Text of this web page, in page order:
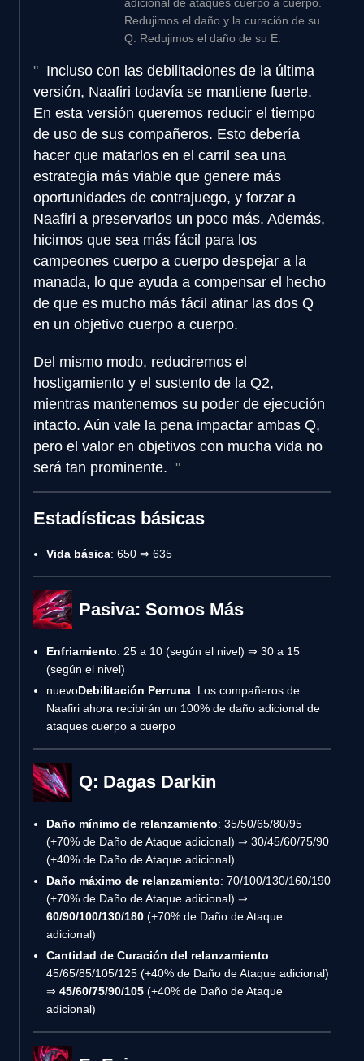
Redujimos el daño y la curación de su
Q. Redujimos el daño de su E.
Incluso con las debilitaciones de la última
versión, Naafiri todavía se mantiene fuerte.
En esta versión queremos reducir el tiempo
de uso de sus compañeros. Esto debería
hacer que matarlos en el carril sea una
estrategia más viable que genere más
oportunidades de contrajuego, y forzar a
Naafiri a preservarlos un poco más. Además,
hicimos que sea más fácil para los
campeones cuerpo a cuerpo despejar a la
manada, lo que ayuda a compensar el hecho
de que es mucho más fácil atinar las dos Q
en un objetivo cuerpo a cuerpo.
Del mismo modo, reduciremos el
hostigamiento y el sustento de la Q2,
mientras mantenemos su poder de ejecución
intacto. Aún vale la pena impactar ambas Q,
pero el valor en objetivos con mucha vida no
será tan prominente.
Estadísticas básicas
Vida básica: 650 ⇒ 635
Pasiva: Somos Más
Enfriamiento: 25 a 10 (según el nivel) ⇒ 30 a 15
(según el nivel)
nuevoDebilitación Perruna: Los compañeros de
Naafiri ahora recibirán un 100% de daño adicional de
ataques cuerpo a cuerpo
Q: Dagas Darkin
Daño mínimo de relanzamiento: 35/50/65/80/95
(+70% de Daño de Ataque adicional) ⇒ 30/45/60/75/90
(+40% de Daño de Ataque adicional)
Daño máximo de relanzamiento: 70/100/130/160/190
(+70% de Daño de Ataque adicional) ⇒
60/90/100/130/180 (+70% de Daño de Ataque
adicional)
Cantidad de Curación del relanzamiento:
45/65/85/105/125 (+40% de Daño de Ataque adicional)
⇒ 45/60/75/90/105 (+40% de Daño de Ataque
adicional)